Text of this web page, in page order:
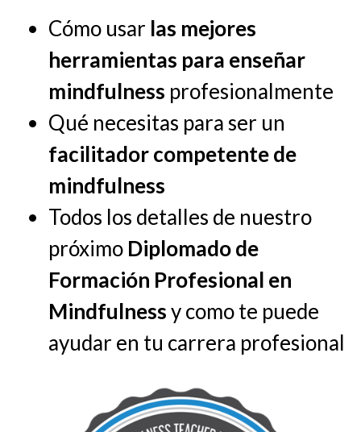
Cómo usar las mejores
herramientas para enseñar
mindfulness profesionalmente
Qué necesitas para ser un
facilitador competente de
mindfulness
Todos los detalles de nuestro
próximo Diplomado de
Formación Profesional en
Mindfulnessy como te puede
ayudar en tu carrera profesional